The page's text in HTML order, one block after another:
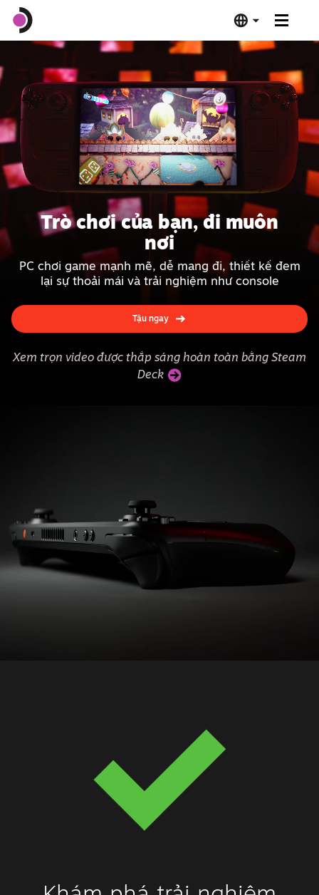
Steam Deck LCD
Đế cắm
Phần mềm
Hợp chuẩn Deck
Thông số kỹ thuật
Mua ngay
Trò chơi của bạn, đi muôn
nơi
PC chơi game mạnh mẽ, dễ mang đi, thiết kế đem
lại sự thoải mái và trải nghiệm như console
Tậu ngay
Xem trọn video được thắp sáng hoàn toàn bằng Steam
Deck